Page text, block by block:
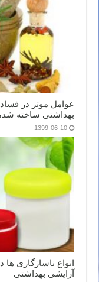
عوامل موثر در
بهداشتی ساخته
1399-06-10
انواع ناسازگاری
آرایشی بهداشتی